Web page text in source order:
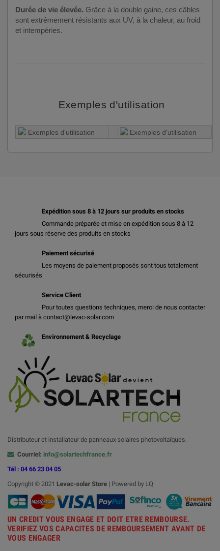
Durée de vie élevée. Grâce à la double gaine, ces câbles
sont extrêmement résistants aux UV, à la chaleur, au froid
et intempéries.
Exemples d'utilisation
Expédition sous 8 à 12 jours sur produits en stocks
Commande préparée et mise en expédition sous 8 à 12
jours sous réserve des produits en stocks
Paiement sécurisé
Les moyens de paiement proposés sont tous totalement
sécurisés
Service Client
Pour toutes questions techniques, merci de nous contacter
par mail à contact@levac-solar.com
Environnement & Recyclage
Distributeur et installateur de panneaux solaires photovoltaïques.
Courriel: info@solartechfrance.fr
Tél : 04 66 23 04 05
Copyright © 2021 Levac-solar Store | Powered by LQ
UN CREDIT VOUS ENGAGE ET DOIT ETRE REMBOURSE.
VERIFIEZ VOS CAPACITES DE REMBOURSEMENT AVANT DE
VOUS ENGAGER